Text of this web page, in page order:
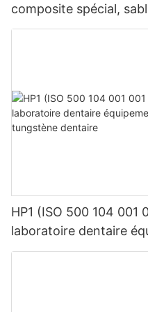
composite spécial,
haute qualité, résine
HP1 (ISO 500 104 001
laboratoire dentaire
carbure de tungstène